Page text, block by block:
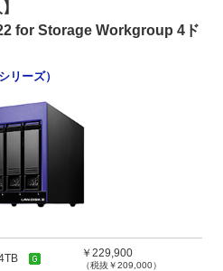
for Storage Workgroup 4ド
リーズ）
￥229,900
（税抜￥209,000）